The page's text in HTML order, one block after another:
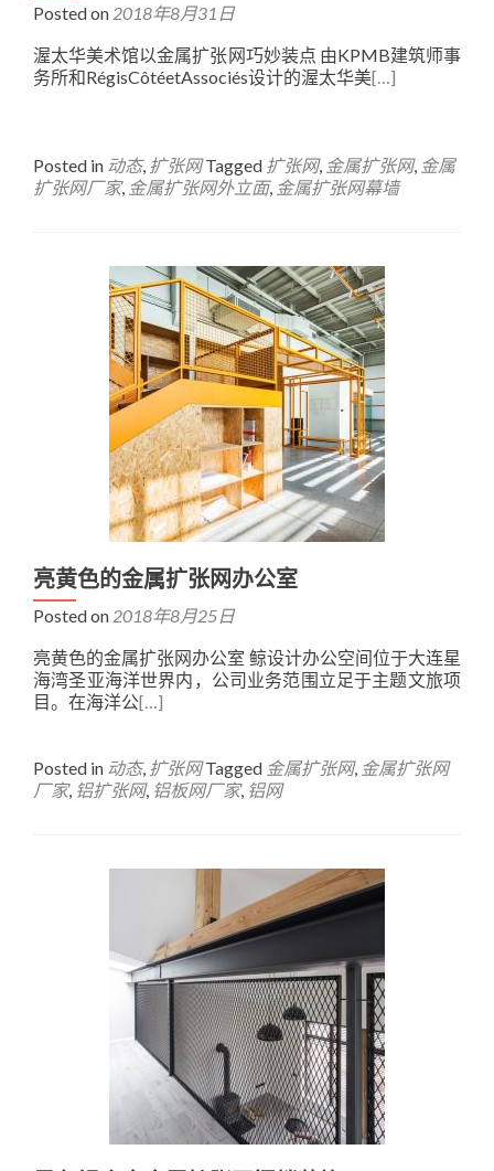
Posted on 2018年8月31日
渥太华美术馆以金属扩张网巧妙装点 由KPMB建筑师事
务所和RégisCôtéetAssociés设计的渥太华美[…]
Posted in 动态, 扩张网 Tagged 扩张网, 金属扩张网, 金属
扩张网厂家, 金属扩张网外立面, 金属扩张网幕墙
亮黄色的金属扩张网办公室
Posted on 2018年8月25日
亮黄色的金属扩张网办公室 鲸设计办公空间位于大连星
海湾圣亚海洋世界内，公司业务范围立足于主题文旅项
目。在海洋公[…]
Posted in 动态, 扩张网 Tagged 金属扩张网, 金属扩张网
厂家, 铝扩张网, 铝板网厂家, 铝网